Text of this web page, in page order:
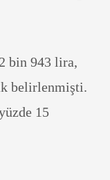
bin 943 lira,
belirlenmişti.
15